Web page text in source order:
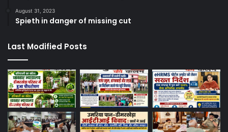
August 31, 2023
Spieth in danger of missing cut
Last Modified Posts